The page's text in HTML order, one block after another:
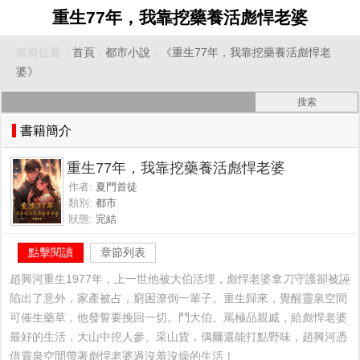
重生77年，我靠挖藥養活彪悍老婆
當前位置： 首頁 › 都市小說 ›
《重生77年，我靠挖藥養活彪悍老
婆》
書籍簡介
重生77年，我靠挖藥養活彪悍老婆
作者: 夏門首徒
類別: 都市
狀態: 完結
點擊閱讀 章節列表
趙興河重生1977年，上一世他被大伯活埋，彪悍老婆拿刀守護卻被誣
陷出了意外，家產被占，窮困潦倒一輩子。重生歸來，覺醒靈泉空間
可催生藥草，他發誓要挽回一切。鬥大伯、罵極品親戚，給彪悍老婆
最好的生活，大山中挖人參、采山貨，偶爾還能打點野味，趙興河憑
借靈泉空間帶著彪悍老婆過沒羞沒燥的生活！